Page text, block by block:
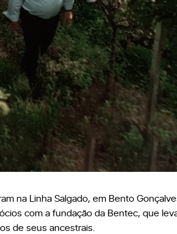
na Linha Salgado, em Bento
com a fundação da Bentec, que
de seus ancestrais.